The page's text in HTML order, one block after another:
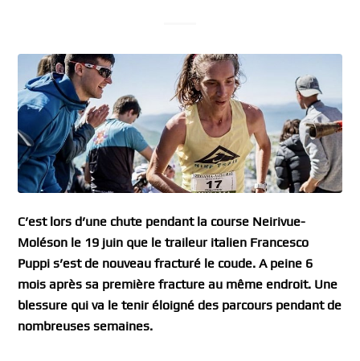
C’est lors d’une chute pendant la course Neirivue-
Moléson le 19 juin que le traileur italien Francesco
Puppi s’est de nouveau fracturé le coude. A peine 6
mois après sa première fracture au même endroit. Une
blessure qui va le tenir éloigné des parcours pendant de
nombreuses semaines.